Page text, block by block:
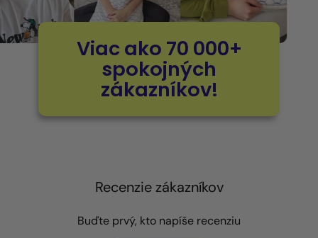
Viac ako 70 000+
spokojných
zákazníkov!
Recenzie zákazníkov
Buďte prvý, kto napíše recenziu